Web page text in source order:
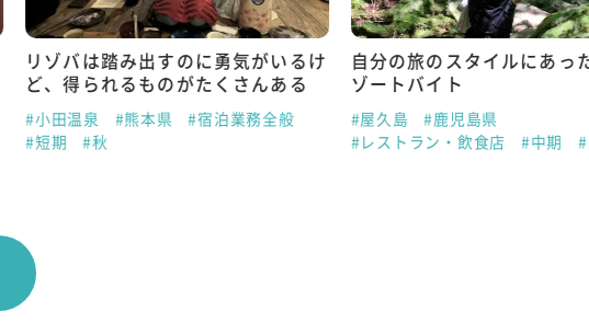
リゾバは踏み出すのに勇気がいるけ
ど、得られるものがたくさんある
#小田温泉 #熊本県
#宿泊業務全般
#短期
#秋
自分の旅のスタイルにあっ
ゾートバイト
#屋久島
#鹿児島県
#レストラン・飲食店
#中期